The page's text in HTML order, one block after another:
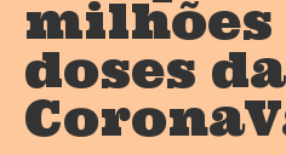
milhões
doses da